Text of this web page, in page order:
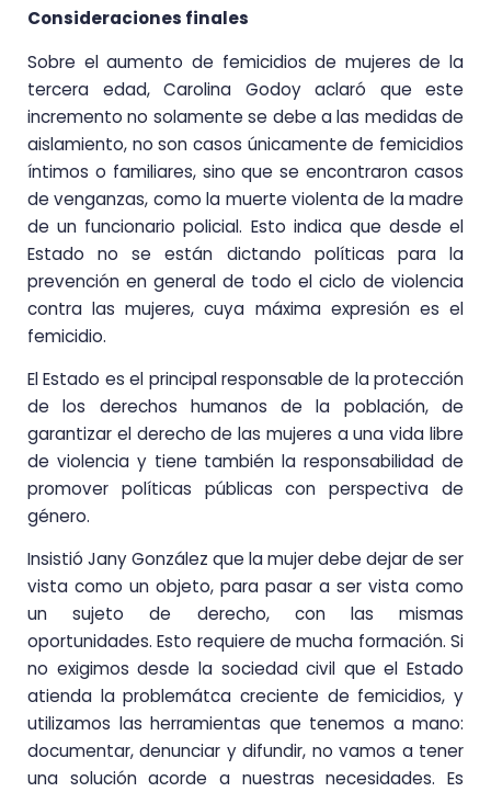
Consideraciones finales
Sobre el aumento de femicidios de mujeres de la
tercera edad, Carolina Godoy aclaró que este
incremento no solamente se debe a las medidas de
aislamiento, no son casos únicamente de femicidios
íntimos o familiares, sino que se encontraron casos
de venganzas, como la muerte violenta de la madre
de un funcionario policial. Esto indica que desde el
Estado no se están dictando políticas para la
prevención en general de todo el ciclo de violencia
contra las mujeres, cuya máxima expresión es el
femicidio.
El Estado es el principal responsable de la protección
de los derechos humanos de la población, de
garantizar el derecho de las mujeres a una vida libre
de violencia y tiene también la responsabilidad de
promover políticas públicas con perspectiva de
género.
Insistió Jany González que la mujer debe dejar de ser
vista como un objeto, para pasar a ser vista como
un sujeto de derecho, con las mismas
oportunidades. Esto requiere de mucha formación. Si
no exigimos desde la sociedad civil que el Estado
atienda la problemátca creciente de femicidios, y
utilizamos las herramientas que tenemos a mano:
documentar, denunciar y difundir, no vamos a tener
una solución acorde a nuestras necesidades. Es